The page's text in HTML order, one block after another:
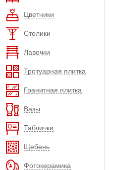
Цветники
Столики
Лавочки
Тротуарная плитка
Гранитная плитка
Вазы
Таблички
Щебень
Фотокерамика